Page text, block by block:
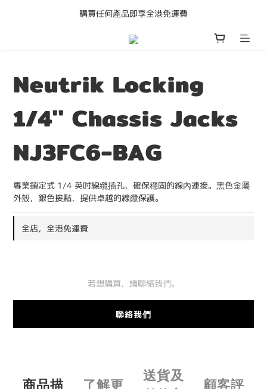
購買任何產品即享全港免運費
購買任何產品即享全港免運費
Adam Audio D3V 限時優惠
購買任何產品即享全港免運費
Neutrik Locking
1/4'' Chassis Jacks
NJ3FC6-BAG
專業鎖定式 1/4 英吋線纜插孔，確保穩固的線內連接。黑色金屬
外殼，銀色接點，提供卓越的線纜保護。
全店，全港免運費
若想購買，請聯絡我們。
聯絡我們
送貨及